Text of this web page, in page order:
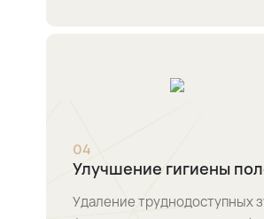
04
Улучшение гигиены
Удаление труднодоступных